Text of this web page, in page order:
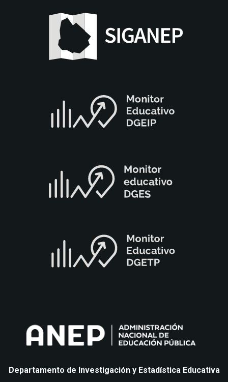
Departamento de Investigación y Estadística Educativa